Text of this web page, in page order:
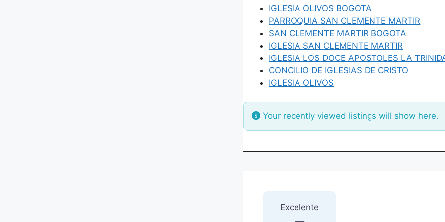
IGLESIA OLIVOS BOGOTA
PARROQUIA SAN CLEMENTE MARTIR
SAN CLEMENTE MARTIR BOGOTA
IGLESIA SAN CLEMENTE MARTIR
IGLESIA LOS DOCE APOSTOLES LA
CONCILIO DE IGLESIAS DE CRISTO
IGLESIA OLIVOS
Your recently viewed listings will show here.
Excelente